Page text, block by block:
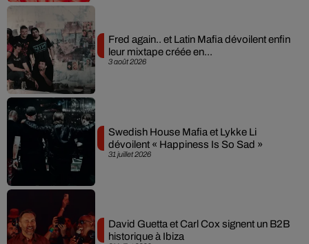
3 août 2026
Fred again.. et Latin Mafia dévoilent enfin
leur mixtape créée en...
31 juillet 2026
Swedish House Mafia et Lykke Li
dévoilent « Happiness Is So Sad »
David Guetta et Carl Cox signent un B2B
historique à Ibiza